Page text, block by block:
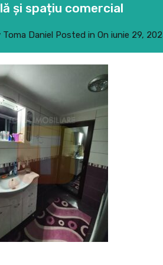
și spațiu comercial
Toma Daniel Posted in On iunie 29,